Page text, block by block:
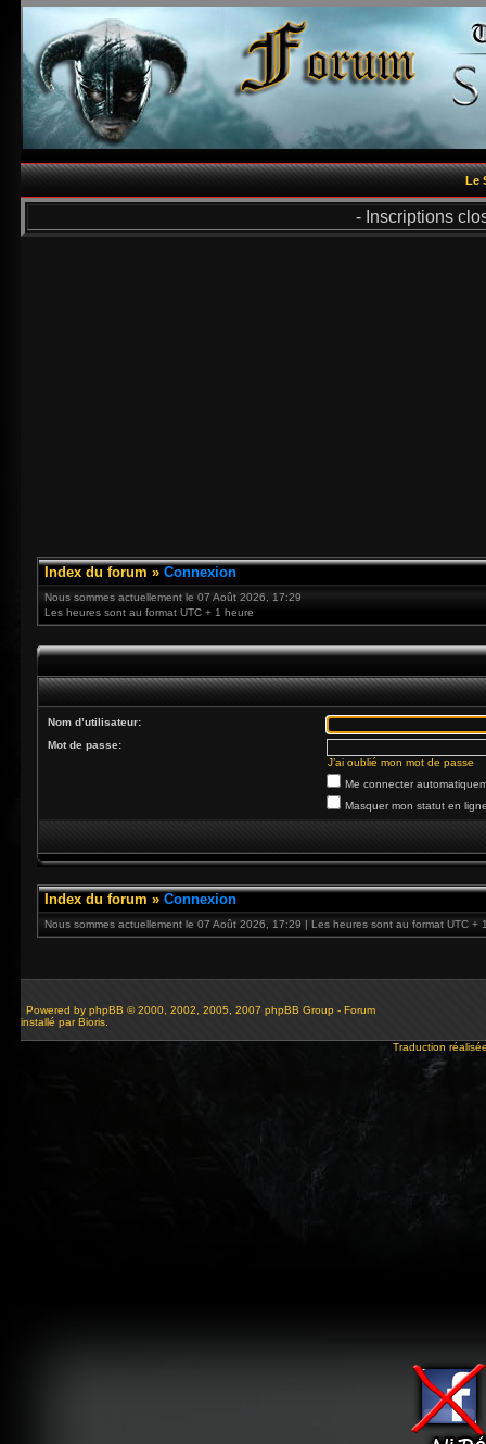
Le
- Inscriptions
Index du forum » Connexion
Nous sommes actuellement le 07 Août 2026, 17:29
Les heures sont au format UTC + 1 heure
Nom d’utilisateur:
Mot de passe:
J’ai oublié mon mot de passe
Me connecter
Masquer mon statut en
Index du forum » Connexion
Nous sommes actuellement le 07 Août 2026, 17:29 | Les heures sont au format UTC +
Powered by phpBB © 2000, 2002, 2005, 2007 phpBB Group - Forum
installé par Bioris.
Traduction